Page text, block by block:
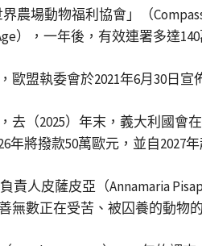
農場動物福利協會」（
Age），一年後，有效連署多達
歐盟執委會於2021年6月30日宣
去（2025）年末，義大利國
年將撥款50萬歐元，並自2027
責人皮薩皮亞（Annamaria
無數正在受苦、被囚養的動物